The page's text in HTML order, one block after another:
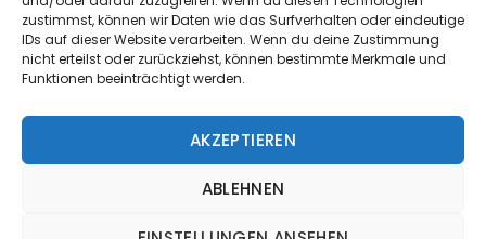
zustimmst, können wir Daten wie das Surfverhalten oder eindeutige
IDs auf dieser Website verarbeiten. Wenn du deine Zustimmung
nicht erteilst oder zurückziehst, können bestimmte Merkmale und
Funktionen beeinträchtigt werden.
AKZEPTIEREN
ABLEHNEN
Weissbrot
Übernachtgare
Top